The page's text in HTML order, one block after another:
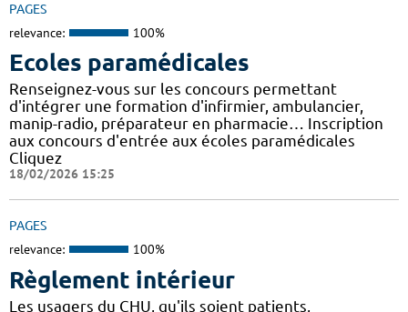
PAGES
relevance: 100%
Ecoles paramédicales
Renseignez-vous sur les concours permettant
d'intégrer une formation d'infirmier, ambulancier,
manip-radio, préparateur en pharmacie… Inscription
aux concours d'entrée aux écoles paramédicales
Cliquez
18/02/2026 15:25
PAGES
relevance: 100%
Règlement intérieur
Les usagers du CHU, qu'ils soient patients,